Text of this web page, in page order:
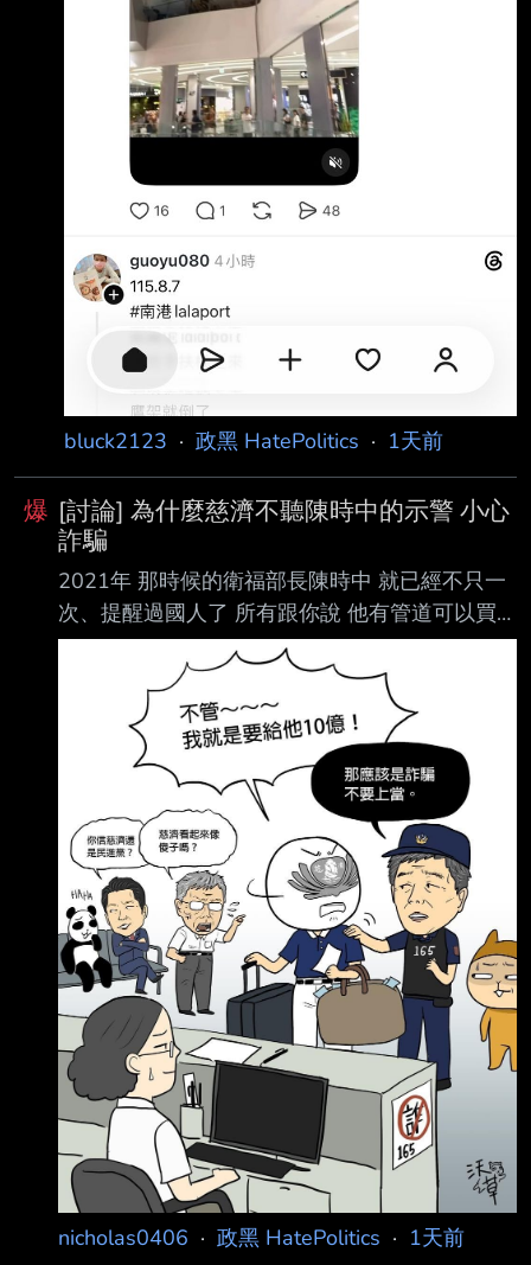
bluck2123 · 政黑 HatePolitics · 1天前
爆 [討論] 為什麼慈濟不聽陳時中的示警 小心
詐騙
2021年 那時候的衛福部長陳時中 就已經不只一
次、提醒過國人了 所有跟你說 他有管道可以買
到BNT疫苗的 都是掮客、詐騙犯 陳時中都已經
跟慈濟說了，小心詐騙，有人跟你說他可以買到
疫苗的都是騙子 但慈濟不管，我就是要給人騙
然後，被騙了以後 也不報警，還說是 事後看報
紙才知道 會不會太扯啊，被騙走10億 完全不知
道之外，還說 我也是看報紙 才知道的 還不聽別
人的示警，小心有詐騙 堅持要給人騙，為什麼慈
濟會這樣幹 ?? --
nicholas0406 · 政黑 HatePolitics · 1天前